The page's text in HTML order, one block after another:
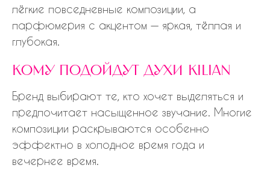
лёгкие повседневные композиции, а
парфюмерия с акцентом — яркая, тёплая и
глубокая.
кому подойдут духи kilian
Бренд выбирают те, кто хочет выделяться и
предпочитает насыщенное звучание. Многие
композиции раскрываются особенно
эффектно в холодное время года и
вечернее время.